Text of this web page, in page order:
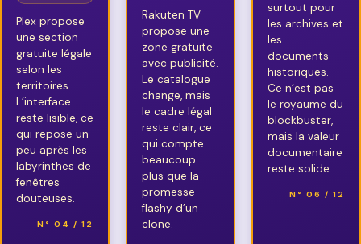
Plex propose
une section
gratuite légale
selon les
territoires.
L’interface
reste lisible, ce
qui repose un
peu après les
labyrinthes de
fenêtres
douteuses.
N° 04 / 12
Rakuten TV
propose une
zone gratuite
avec publicité.
Le catalogue
change, mais
le cadre légal
reste clair, ce
qui compte
beaucoup
plus que la
promesse
flashy d’un
clone.
surtout pour
les archives et
les
documents
historiques.
Ce n’est pas
le royaume du
blockbuster,
mais la valeur
documentaire
reste solide.
N° 06 / 12